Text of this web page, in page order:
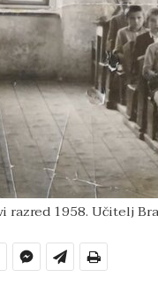
razred 1958. Učitelj